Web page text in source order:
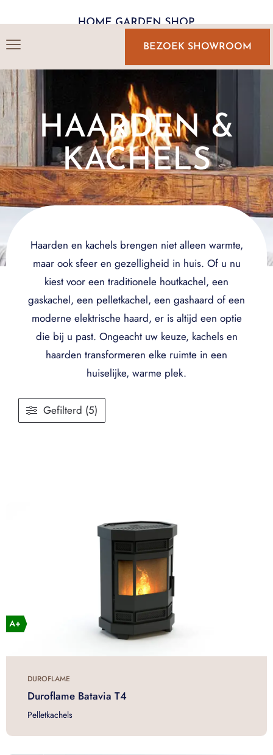
BEZOEK SHOWROOM
HAARDEN &
KACHELS
Haarden en kachels brengen niet alleen warmte,
maar ook sfeer en gezelligheid in huis. Of u nu
kiest voor een traditionele houtkachel, een
gaskachel, een pelletkachel, een gashaard of een
moderne elektrische haard, er is altijd een optie
die bij u past. Ongeacht uw keuze, kachels en
haarden transformeren elke ruimte in een
huiselijke, warme plek.
Gefilterd (5)
DUROFLAME
Duroflame Batavia T4
Pelletkachels